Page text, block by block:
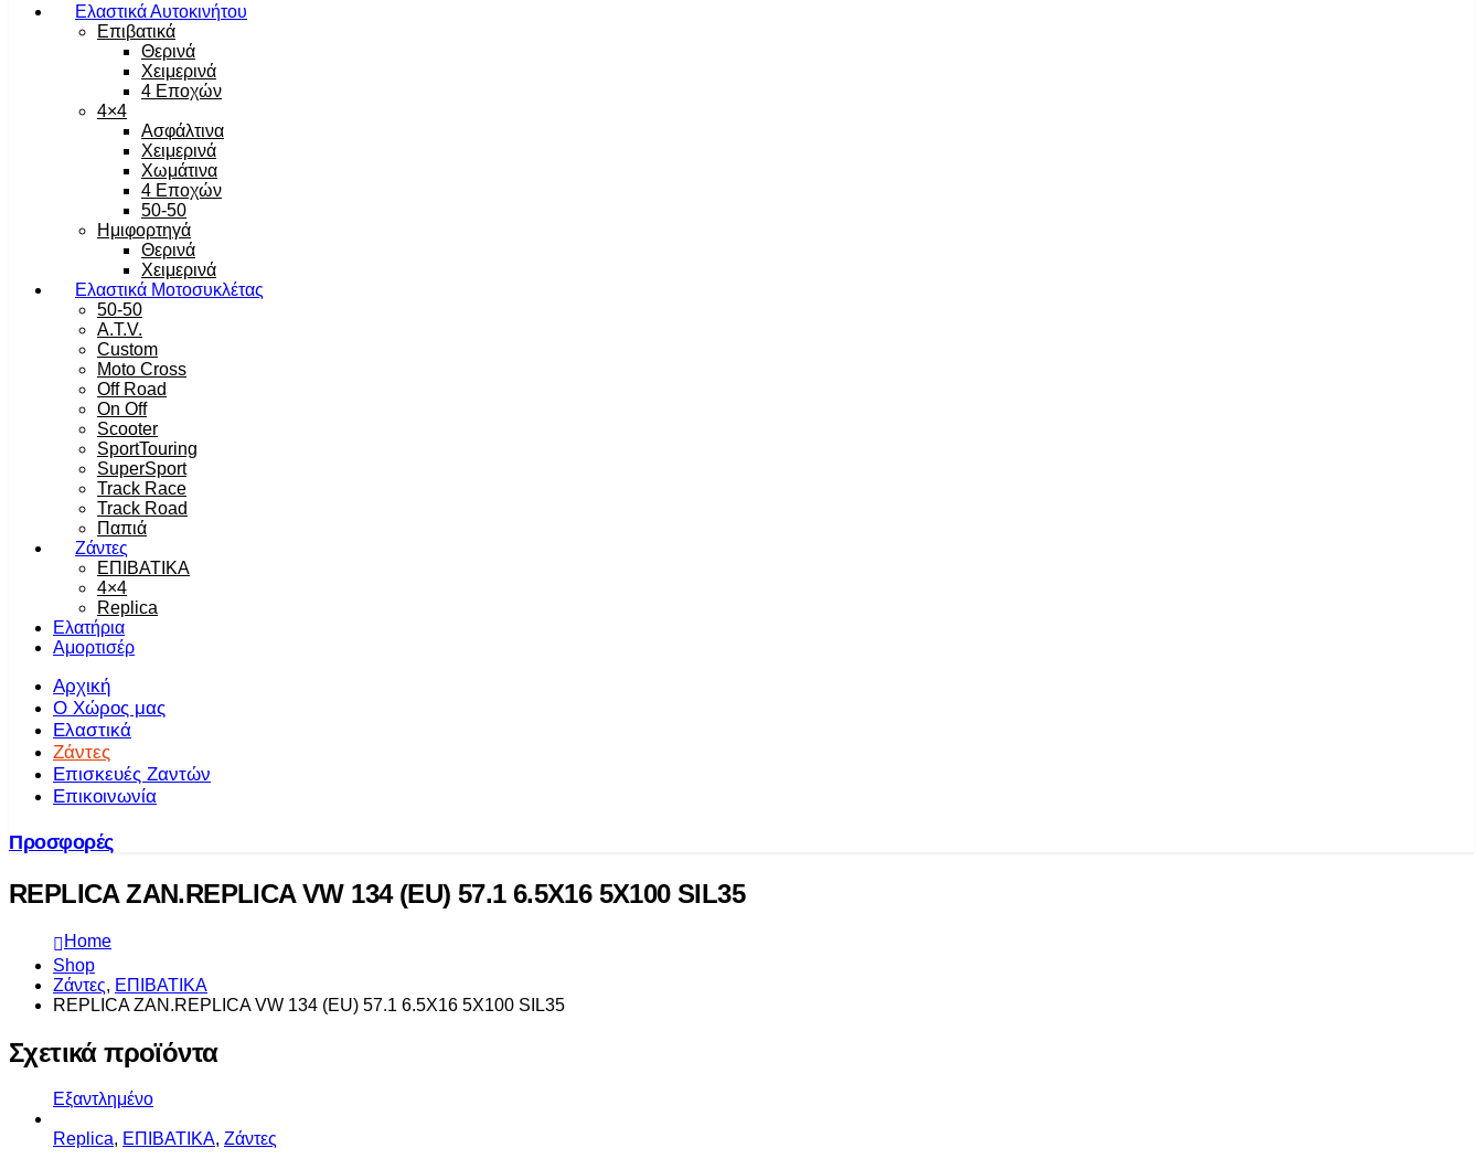
Ελαστικά Αυτοκινήτου
Επιβατικά
Θερινά
Χειμερινά
4 Εποχών
4×4
Ασφάλτινα
Χειμερινά
Χωμάτινα
4 Εποχών
50-50
Ημιφορτηγά
Θερινά
Χειμερινά
Ελαστικά Μοτοσυκλέτας
50-50
A.T.V.
Custom
Moto Cross
Off Road
On Off
Scooter
SportTouring
SuperSport
Track Race
Track Road
Παπιά
Ζάντες
ΕΠΙΒΑΤΙΚΑ
4×4
Replica
Ελατήρια
Αμορτισέρ
Αρχική
Ο Χώρος μας
Ελαστικά
Ζάντες
Επισκευές Ζαντών
Επικοινωνία
Προσφορές
REPLICA ZAN.REPLICA VW 134 (EU) 57.1 6.5X16 5X100 SIL35
Home
Shop
Ζάντες, ΕΠΙΒΑΤΙΚΑ
REPLICA ZAN.REPLICA VW 134 (EU) 57.1 6.5X16 5X100 SIL35
Σχετικά προϊόντα
Εξαντλημένο
Replica, ΕΠΙΒΑΤΙΚΑ, Ζάντες